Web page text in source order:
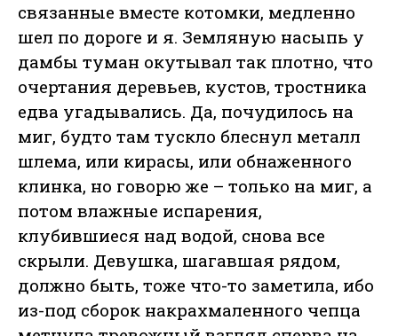
связанные вместе котомки, медленно
шел по дороге и я. Земляную насыпь у
дамбы туман окутывал так плотно, что
очертания деревьев, кустов, тростника
едва угадывались. Да, почудилось на
миг, будто там тускло блеснул металл
шлема, или кирасы, или обнаженного
клинка, но говорю же – только на миг, а
потом влажные испарения,
клубившиеся над водой, снова все
скрыли. Девушка, шагавшая рядом,
должно быть, тоже что-то заметила, ибо
из-под сборок накрахмаленного чепца